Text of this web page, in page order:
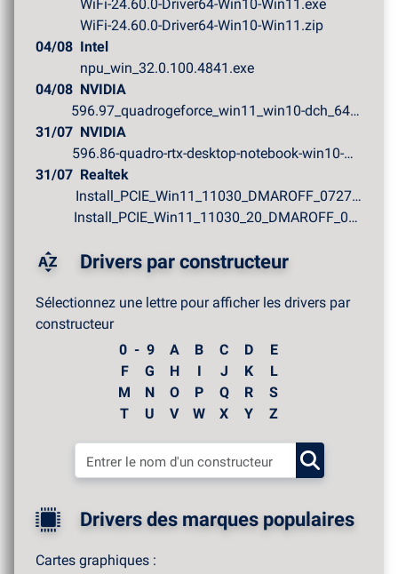
WiFi-24.60.0-Driver64-Win10-Win11.exe
WiFi-24.60.0-Driver64-Win10-Win11.zip
04/08 Intel
npu_win_32.0.100.4841.exe
04/08 NVIDIA
596.97_quadrogeforce_win11_win10-dch_64bit_internationa...
31/07 NVIDIA
596.86-quadro-rtx-desktop-notebook-win10-win11-64bit-in...
31/07 Realtek
Install_PCIE_Win11_11030_DMAROFF_07272026.zip
Install_PCIE_Win11_11030_20_DMAROFF_07272026.zip
Drivers par constructeur
Sélectionnez une lettre pour afficher les drivers par
constructeur
0 - 9
A B C D
E
F
G H I J K
L
M
N O P Q R
S
T
U V W X Y Z
Drivers des marques populaires
Cartes graphiques :